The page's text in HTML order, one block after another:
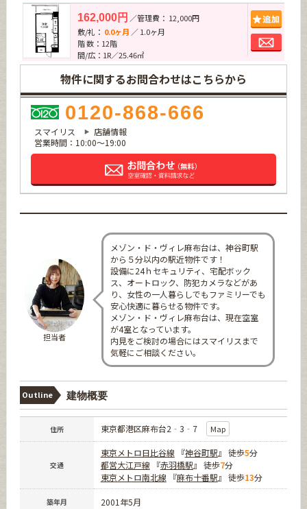
162,000円 ／管理費： 12,000円
敷/礼： 0.0ヶ月 ／ 1.0ヶ月
階 数：12階
間/広：1R／25.46㎡
物件に関するお問合わせはこちらから
0120-868-666
スマイリス
店舗情報
営業時間：10:00～19:00
担当者
メゾン・ド・ヴィレ麻布台は、神谷町駅
から５分以内の駅近物件です！
設備に24ｈセキュリティ、宅配ボック
ス、オートロック、防犯カメラなどがあ
り、女性の一人暮らしでもファミリーでも
安心快適に暮らせる物件です。
メゾン・ド・ヴィレ麻布台は、現在空室
が4室となっています。
内見をご検討の場合にはスマイリスまで
気軽にご相談ください。
Outline 建物概要
住所 東京都港区麻布台2‐3‐7 Map
交通
東京メトロ日比谷線『神谷町駅』 徒歩5分
都営大江戸線『赤羽橋駅』 徒歩7分
東京メトロ南北線『麻布十番駅』 徒歩13分
築年月 2001年5月